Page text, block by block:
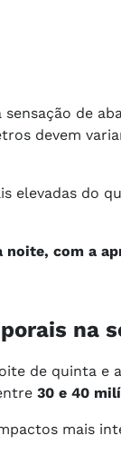
de
devem
elevadas do
com a
na
de quinta e
30 e 40
mais